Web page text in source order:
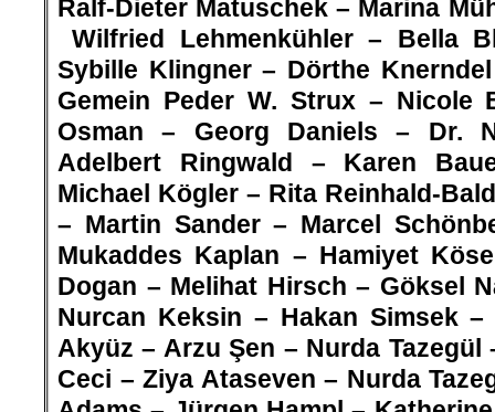
Ralf-Dieter Matuschek – Marina
Wilfried Lehmenkühler – Bella
Sybille Klingner – Dörthe
Gemein Peder W. Strux – Nicole
Osman – Georg Daniels – Dr.
Adelbert Ringwald – Karen
Michael Kögler – Rita Reinhald-
– Martin Sander – Marcel
Mukaddes Kaplan – Hamiyet
Dogan – Melihat Hirsch – Göksel
Nurcan Keksin – Hakan Simsek
Akyüz – Arzu Şen – Nurda Tazegül
Ceci – Ziya Ataseven – Nurda